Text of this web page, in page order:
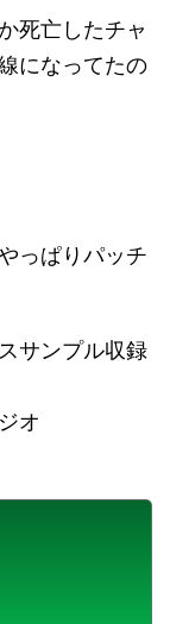
死亡したチャ
になってたの
っぱりパッチ
サンプル収録
オ